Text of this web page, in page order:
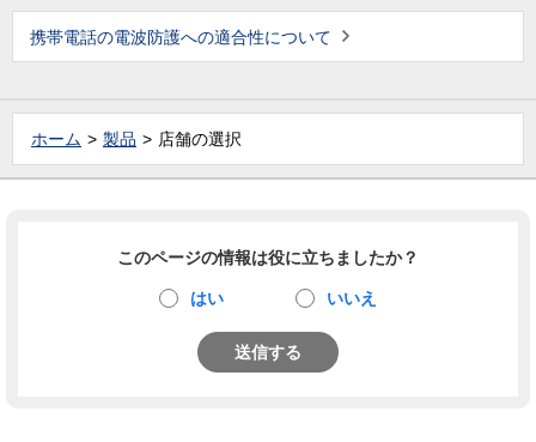
携帯電話の電波防護への適合性について
ホーム 製品 店舗の選択
このページの情報は役に立ちましたか？
はい いいえ
送信する